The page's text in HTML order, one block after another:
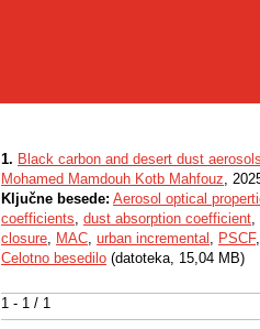
1 - 1 / 1
1. Black carbon and desert dust
Mohamed Mamdouh Kotb Mahfouz,
Ključne besede: Aerosol optical
coefficients, dust absorption coefficient,
closure, MAC, urban incremental , PSCF
Celotno besedilo (datoteka, 15,04 MB)